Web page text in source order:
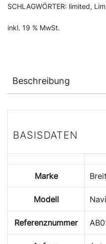
SCHLAGWÖRTER: limited,
inkl. 19 % MwSt.
Beschreibung
BASISDATEN
Marke
Modell
Referenznummer